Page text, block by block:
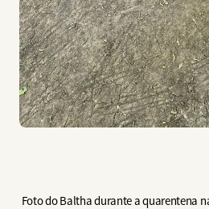
Foto do Baltha durante a quarentena